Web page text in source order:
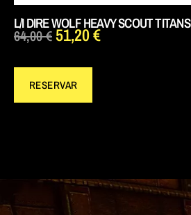
L/I DIRE WOLF HEAVY SCOUT TITANS
64,00€51,20€
RESERVAR